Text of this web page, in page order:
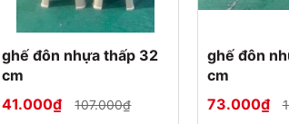
ghế đôn nhựa thấp 32
cm
41.000₫
107.000₫
ghế đôn
cm
73.000₫